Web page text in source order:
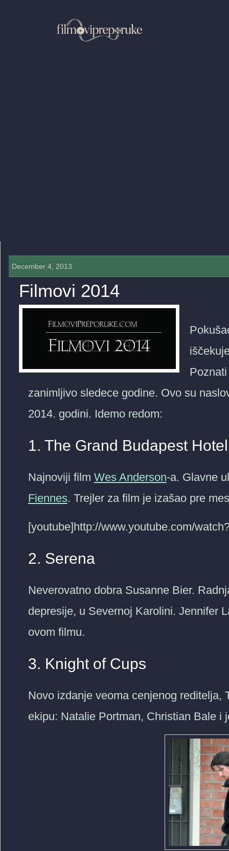
December 4, 2013
0 COMMENTS »
Filmovi 2014
zanimljivo sledece godine. Ovo su
2014. godini. Idemo redom:
1. The Grand Budapest Hotel
Najnoviji film Wes Anderson-a. Glavne
Fiennes. Trejler za film je izašao pre
[youtube]http://www.youtube.com/
2. Serena
Neverovatno dobra Susanne Bier.
depresije, u Severnoj Karolini. Jennifer
ovom filmu.
3. Knight of Cups
Novo izdanje veoma cenjenog reditelja,
ekipu: Natalie Portman, Christian Bale i